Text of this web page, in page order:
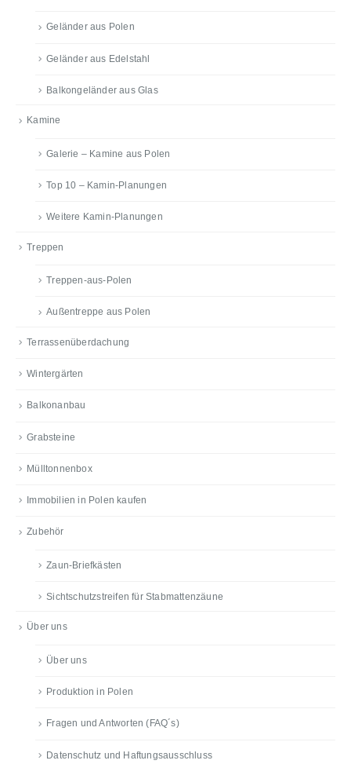
Geländer aus Polen
Geländer aus Edelstahl
Balkongeländer aus Glas
Kamine
Galerie – Kamine aus Polen
Top 10 – Kamin-Planungen
Weitere Kamin-Planungen
Treppen
Treppen-aus-Polen
Außentreppe aus Polen
Terrassenüberdachung
Wintergärten
Balkonanbau
Grabsteine
Mülltonnenbox
Immobilien in Polen kaufen
Zubehör
Zaun-Briefkästen
Sichtschutzstreifen für Stabmattenzäune
Über uns
Über uns
Produktion in Polen
Fragen und Antworten (FAQ´s)
Datenschutz und Haftungsausschluss